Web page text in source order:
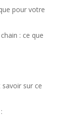
pour votre
: ce que
sur ce